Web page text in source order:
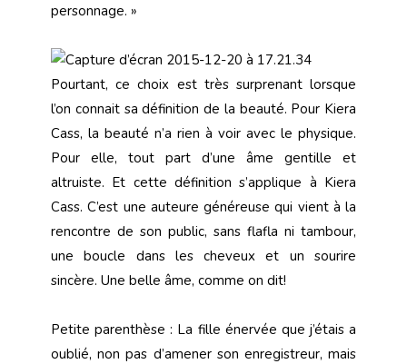
personnage. »
Pourtant, ce choix est très surprenant lorsque
l’on connait sa définition de la beauté. Pour Kiera
Cass, la beauté n’a rien à voir avec le physique.
Pour elle, tout part d’une âme gentille et
altruiste. Et cette définition s’applique à Kiera
Cass. C’est une auteure généreuse qui vient à la
rencontre de son public, sans flafla ni tambour,
une boucle dans les cheveux et un sourire
sincère. Une belle âme, comme on dit!
Petite parenthèse : La fille énervée que j’étais a
oublié, non pas d’amener son enregistreur, mais